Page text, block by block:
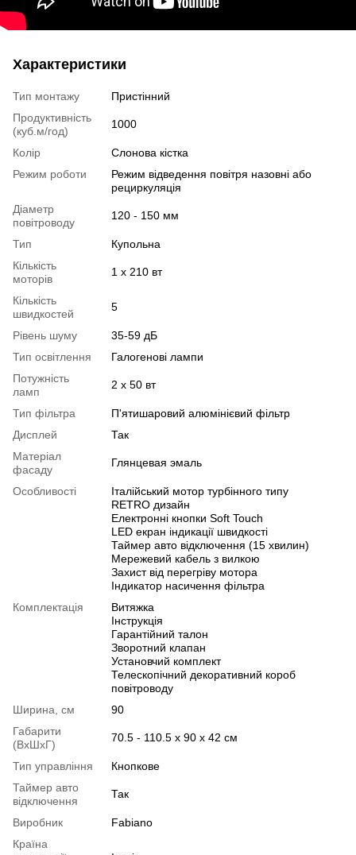
Характеристики
Тип монтажу
Пристінний
Продуктивність
(куб.м/год)
1000
Колір
Слонова кістка
Режим роботи
Режим відведення повітря назовні або
рециркуляція
Діаметр
повітроводу
120 - 150 мм
Тип
Купольна
Кількість
моторів
1 x 210 вт
Кількість
швидкостей
5
Рівень шуму
35-59 дБ
Тип освітлення
Галогенові лампи
Потужність
ламп
2 х 50 вт
Тип фільтра
П'ятишаровий алюмінієвий фільтр
Дисплей
Так
Матеріал
фасаду
Глянцевая эмаль
Особливості
Італійський мотор турбінного типу
RETRO дизайн
Електронні кнопки Soft Touch
LED екран індикації швидкості
Таймер авто відключення (15 хвилин)
Мережевий кабель з вилкою
Захист від перегріву мотора
Індикатор насичення фільтра
Комплектація
Витяжка
Інструкція
Гарантійний талон
Зворотний клапан
Установчий комплект
Телескопічний декоративний короб
повітроводу
Ширина, см
90
Габарити
(ВхШхГ)
70.5 - 110.5 х 90 х 42 см
Тип управління
Кнопкове
Таймер авто
відключення
Так
Виробник
Fabiano
Країна